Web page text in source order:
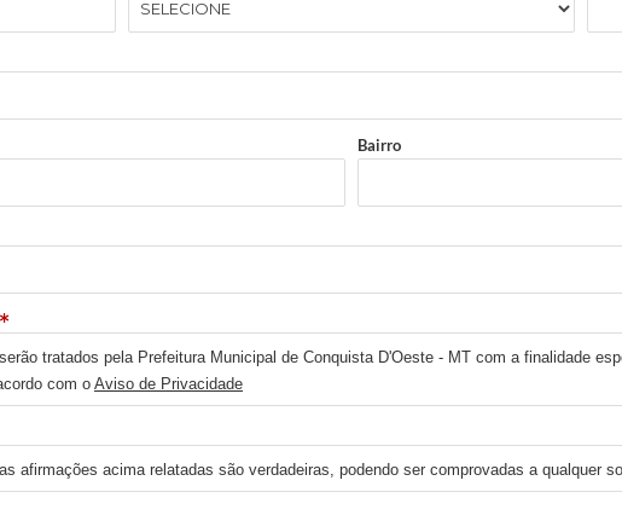
Bairro
tratados pela Prefeitura Municipal de Conquista D'Oeste - MT com a finalidade
com o Aviso de Privacidade
afirmações acima relatadas são verdadeiras, podendo ser comprovadas a qualquer